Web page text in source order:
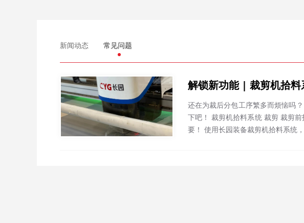
新闻动态 常见问题
解锁新功能 | 裁剪机拾料
还在为裁后分包工序繁多而烦恼吗？ 还在一个一个找裁片吗？ 裁后分包是不是花费了很多人力？ 长园装备裁片分包解决方案来啦，赶快收
下吧！ 裁剪机拾料系统 裁剪 裁剪前打唛架？ 裁剪前铺唛架？ 裁剪前在面料上打标签，还担心标签纸会掉落或移位？ 以上工序，全都不需
要！ 使用长园装备裁剪机拾料系